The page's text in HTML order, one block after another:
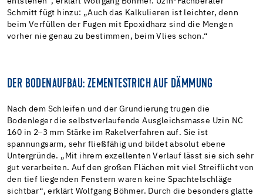
Schmitt fügt hinzu: „Auch das Kalkulieren ist leichter, denn
beim Verfüllen der Fugen mit Epoxidharz sind die Mengen
vorher nie genau zu bestimmen, beim Vlies schon.“
DER BODENAUFBAU: ZEMENTESTRICH AUF DÄMMUNG
Nach dem Schleifen und der Grundierung trugen die
Bodenleger die selbstverlaufende Ausgleichsmasse Uzin NC
160 in 2‒3 mm Stärke im Rakelverfahren auf. Sie ist
spannungsarm, sehr fließfähig und bildet absolut ebene
Untergründe. „Mit ihrem exzellenten Verlauf lässt sie sich sehr
gut verarbeiten. Auf den großen Flächen mit viel Streiflicht von
den tief liegenden Fenstern waren keine Spachtelschläge
sichtbar“, erklärt Wolfgang Böhmer. Durch die besonders glatte